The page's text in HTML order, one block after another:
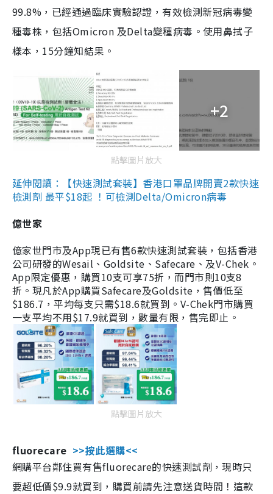
99.8%，已經通過臨床實驗認證，有效檢測新冠病毒變
種毒株，包括Omicron 及Delta變種病毒。使用鼻拭子
樣本，15分鐘知結果。
+2
點擊圖片放大
延伸閱讀：【快速測試套裝】香港口罩品牌開賣2款快速
檢測劑 最平$18起 ！可檢測Delta/Omicron病毒
億世家
億家世門市及App現已有售6款快速測試套裝，包括香港
公司研發的Wesail、Goldsite、Safecare、及V-Chek。
App限定優惠，購買10支可享75折，而門市則10支8
折。現凡於App購買Safecare及Goldsite，售價低至
$186.7，平均每支只需$18.6就買到。V-Chek門市購買
一支平均不用$17.9就買到，數量有限，售完即止。
點擊圖片放大
fluorecare >>按此選購<<
網購平台鄰住買有售fluorecare的快速測試劑，現時只
要超低價$9.9就買到，購買前請先注意送貨時間！這款